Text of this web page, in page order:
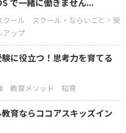
クール
スクール・ならいごと・受
アップ
験に役立つ！思考力を育てる
教育メソッド 知育
育ならココアスキッズイン